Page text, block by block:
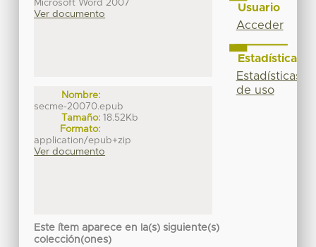
Microsoft Word 2007
Ver documento
Nombre:
secme-20070.epub
Tamaño: 18.52Kb
Formato:
application/epub+zip
Ver documento
Este ítem aparece en la(s) siguiente(s)
colección(ones)
Usuario
Acceder
Estadísticas
Estadísticas
de uso